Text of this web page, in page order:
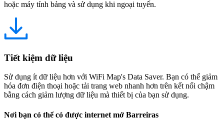
hoặc máy tính bảng và sử dụng khi ngoại tuyến.
Tiết kiệm dữ liệu
Sử dụng ít dữ liệu hơn với WiFi Map's Data Saver. Bạn có thể giảm
hóa đơn điện thoại hoặc tải trang web nhanh hơn trên kết nối chậm
bằng cách giảm lượng dữ liệu mà thiết bị của bạn sử dụng.
Nơi bạn có thể có được internet mở Barreiras